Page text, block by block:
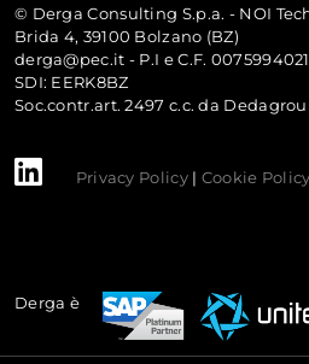
© Derga Consulting S.p.a. - NOI
Brida 4, 39100 Bolzano (BZ)
derga@pec.it - P.I e C.F.
SDI: EERK8BZ
Soc.contr.art. 2497 c.c. da
Privacy Policy| Cookie Policy
Derga è